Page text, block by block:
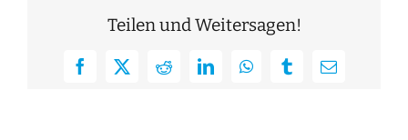
Teilen und Weitersagen!
Facebook
X RedditLinkedInWhatsAppTumblrE-